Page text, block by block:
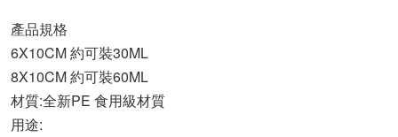
產品規格
6X10CM 約可裝30ML
8X10CM 約可裝60ML
材質:全新PE 食用級材質
用途: